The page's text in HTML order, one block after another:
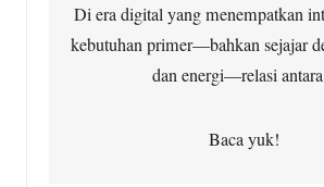
Di era digital yang menempatkan
kebutuhan primer—bahkan sejajar
dan energi—relasi
Baca yuk!